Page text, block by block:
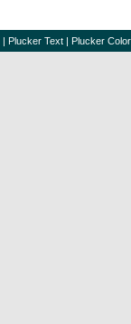
| Plucker Text | Plucker Color